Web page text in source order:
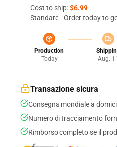
Cost to ship:$6.99
Standard - Order today to
Production
Today
Aug. 11
Transazione sicura
Consegna mondiale a
Numero di tracciamento
Rimborso completo se il